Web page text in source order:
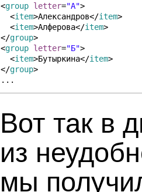
<group letter="А">
<item>Александров</item>
<item>Алферова</item>
</group>
<group letter="Б">
<item>Бутыркина</item>
</group>
...
Вот так в
из
мы